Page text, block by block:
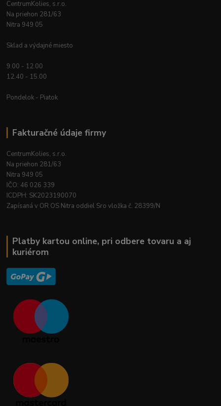
CentrumKolies, s.r.o.
Na priehon 281/63
Nitra 949 05
Sklad a výdajné miesto
9.00 - 12.00
12.40 - 15.00
Pondelok - Piatok
Fakturačné údaje firmy
CentrumKolies, s.r.o.
Na priehon 281/63
Nitra 949 05
IČO: 46 026 339
ICDPH: SK2023190070
Zapísaná v OR OS Nitra oddiel Sro vložka č. 28399/N
Platby kartou online, pri odbere tovaru a aj
kuriérom